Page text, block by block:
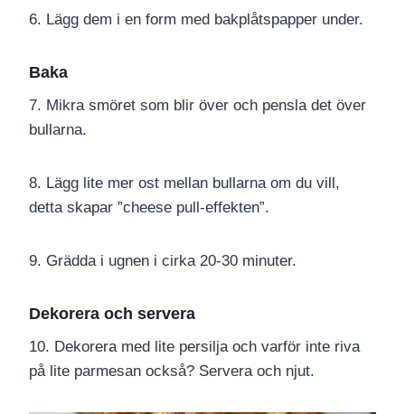
6. Lägg dem i en form med bakplåtspapper under.
Baka
7. Mikra smöret som blir över och pensla det över
bullarna.
8. Lägg lite mer ost mellan bullarna om du vill,
detta skapar ”cheese pull-effekten”.
9. Grädda i ugnen i cirka 20-30 minuter.
Dekorera och servera
10. Dekorera med lite persilja och varför inte riva
på lite parmesan också? Servera och njut.